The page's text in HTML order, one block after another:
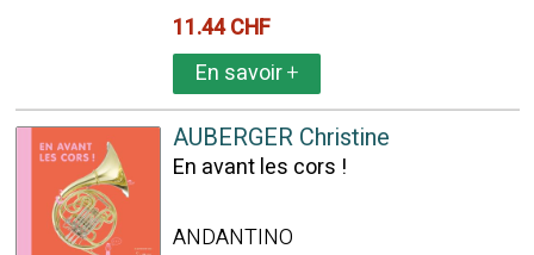
11.44 CHF
En savoir+
AUBERGER Christine
En avant les cors !
ANDANTINO